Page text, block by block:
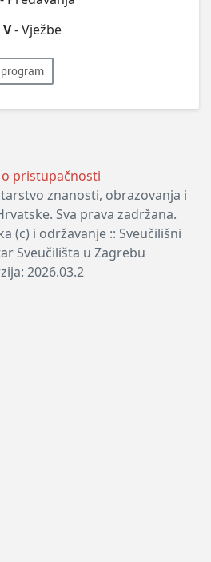
V- Vježbe
o pristupačnosti
znanosti, obrazovanja i
Sva prava zadržana.
(c) i održavanje :: Sveučilišni
Sveučilišta u Zagrebu
2026.03.2